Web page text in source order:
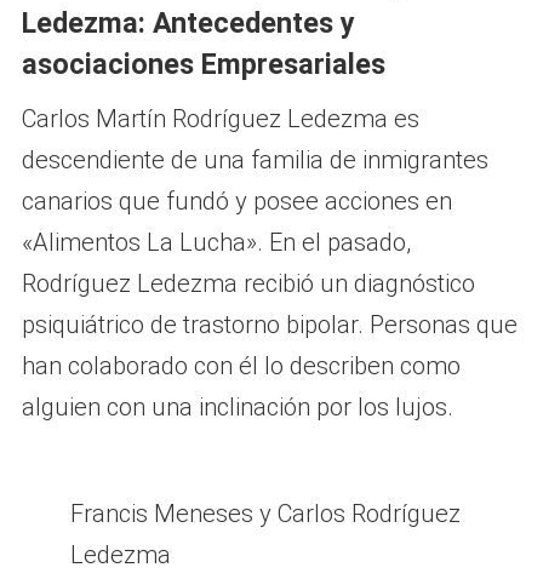
Ledezma: Antecedentes y
asociaciones Empresariales
Carlos Martín Rodríguez Ledezma es
descendiente de una familia de inmigrantes
canarios que fundó y posee acciones en
«Alimentos La Lucha». En el pasado,
Rodríguez Ledezma recibió un diagnóstico
psiquiátrico de trastorno bipolar. Personas que
han colaborado con él lo describen como
alguien con una inclinación por los lujos.
Francis Meneses y Carlos Rodríguez
Ledezma